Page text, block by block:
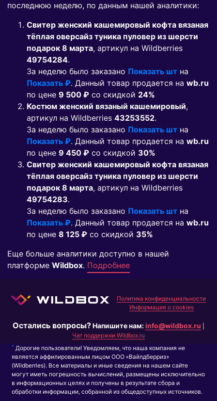
последнюю неделю, по данным нашей аналитики:
Свитер женский кашемировый кофта вязаная
тёплая оверсайз туника пуловер из шерсти
подарок 8 марта, артикул на Wildberries
49754284.
За неделю было заказано Показать шт на
Показать ₽. Данный товар продается на wb.ru
по цене 9 500 ₽ co скидкой 24%
Костюм женский вязаный кашемировый,
артикул на Wildberries 43253552.
За неделю было заказано Показать шт на
Показать ₽. Данный товар продается на wb.ru
по цене 9 450 ₽ co скидкой 30%
Свитер женский кашемировый кофта вязаная
тёплая оверсайз туника пуловер из шерсти
подарок 8 марта, артикул на Wildberries
49754283.
За неделю было заказано Показать шт на
Показать ₽. Данный товар продается на wb.ru
по цене 8 125 ₽ co скидкой 35%
Еще больше аналитики доступно в нашей
платформе Wildbox. Подробнее
Политика конфиденциальности
Информация о cookies
Остались вопросы?Напишите нам:info@wildbox.ru
Чат поддержки Wildbox.ru
* Дорогие пользователи! Уведомляем, что наша компания не
является аффилированным лицом ООО «Вайлдберриз»
(Wildberries). Все материалы и иные сведения на нашем сайте
могут иметь погрешность вычислений, размещены исключительно
в информационных целях и получены в результате сбора и
обработки информации, собранной из общедоступных источников.